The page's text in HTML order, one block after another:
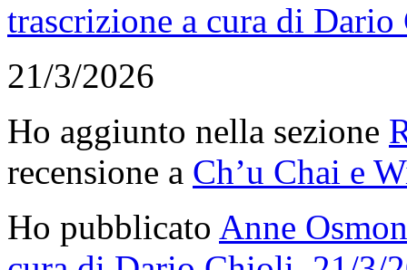
trascrizione a cura di
21/3/2026
Ho aggiunto nella sezione
recensione a Ch’u Chai e
Ho pubblicato Anne